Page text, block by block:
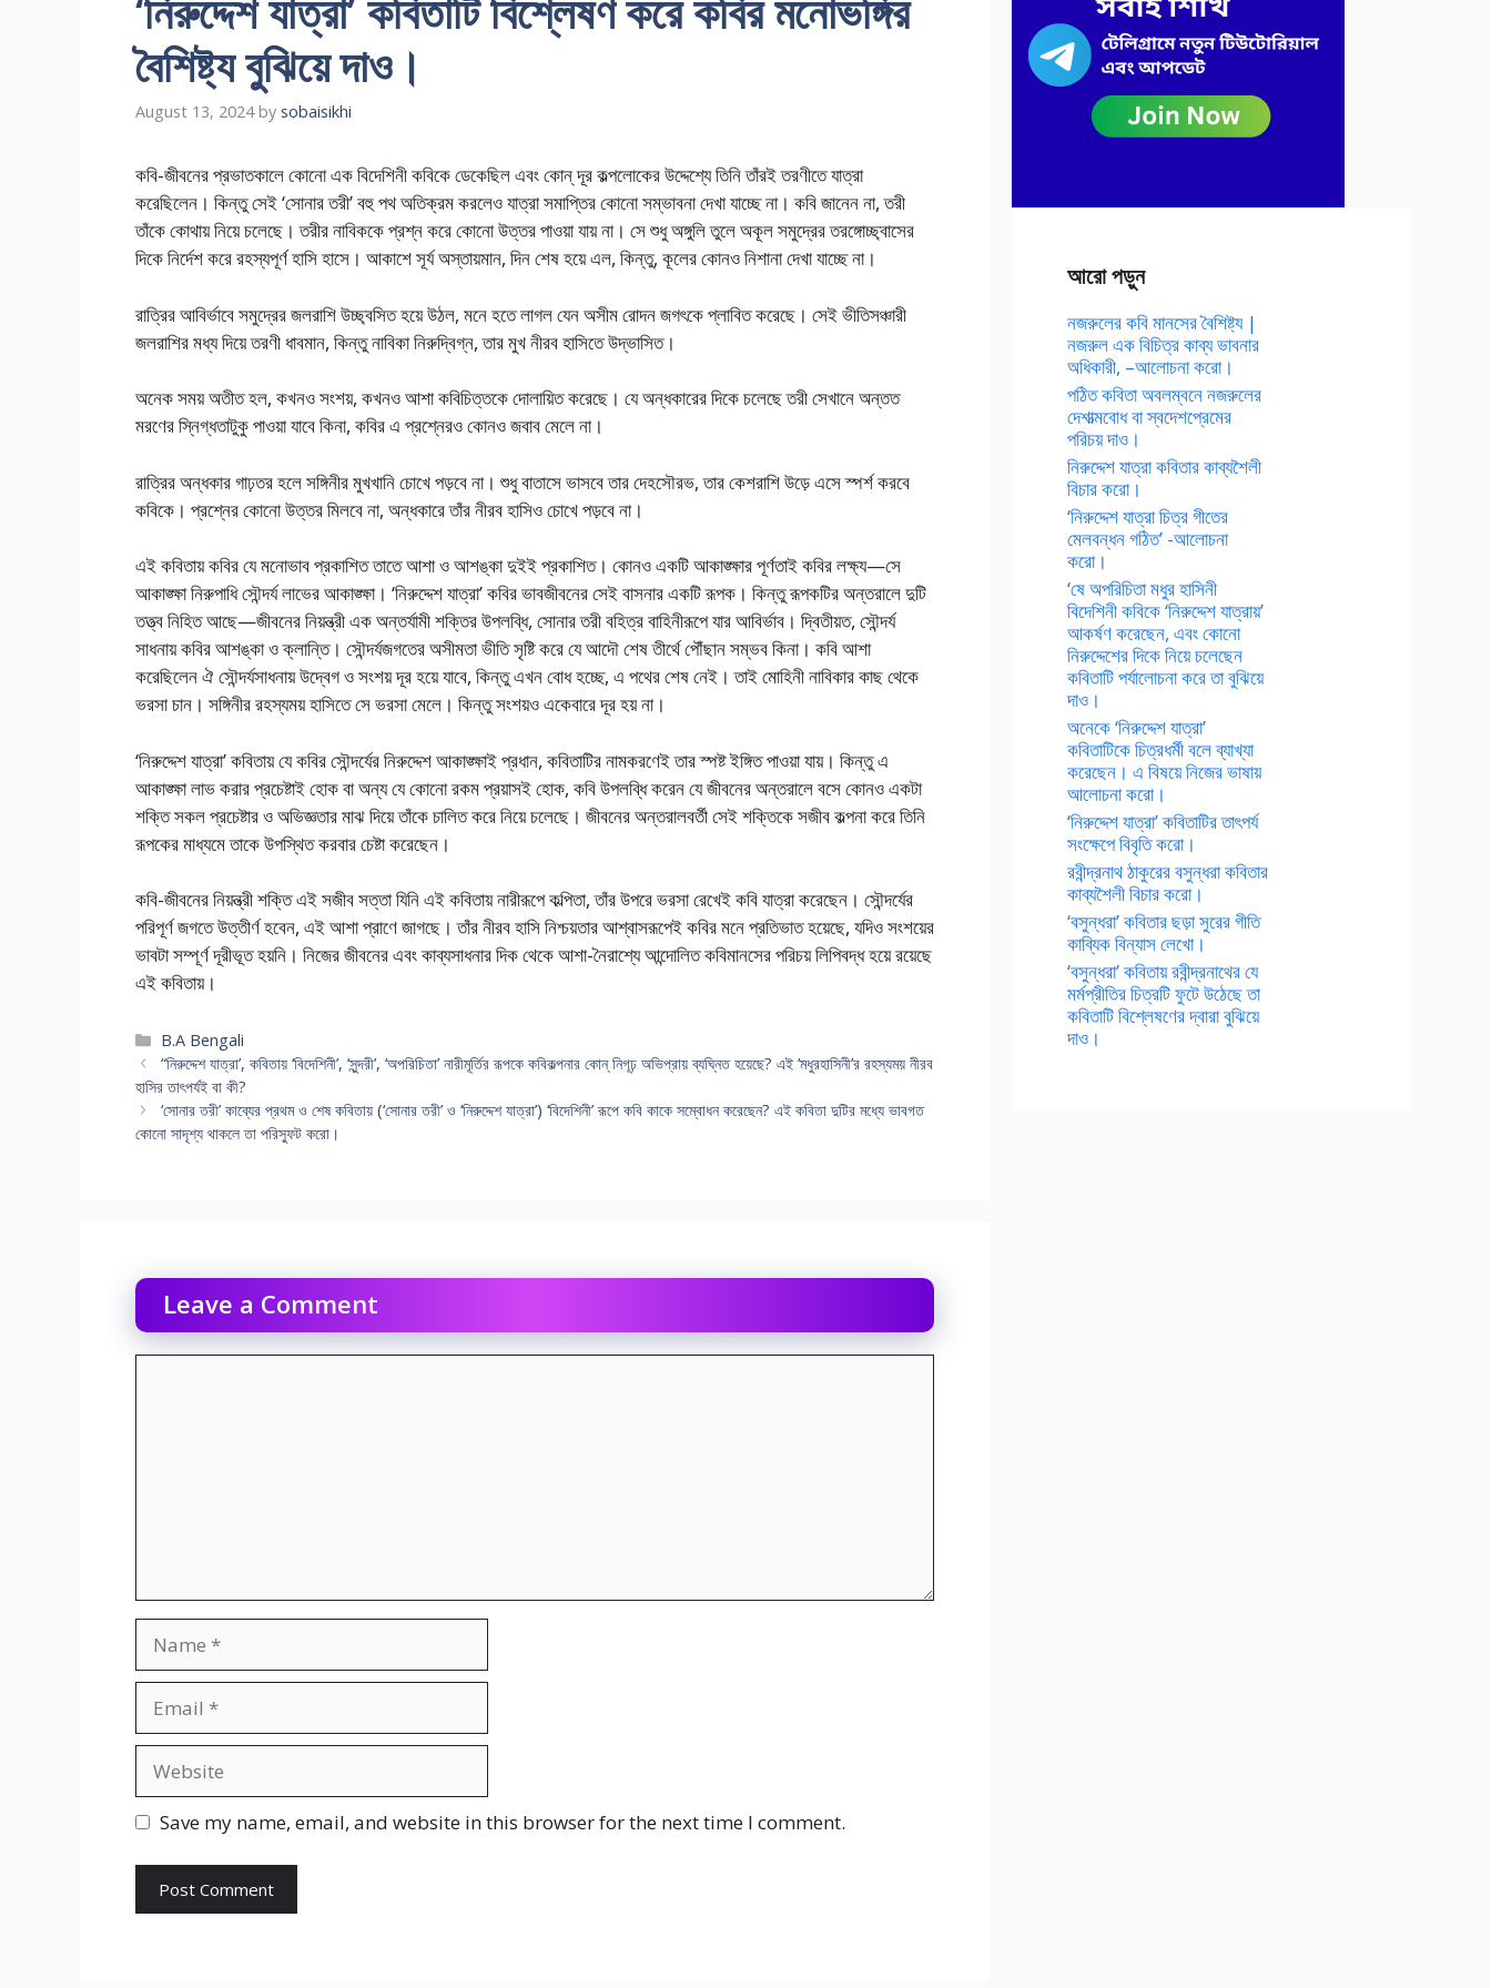
বৈশিষ্ট্য বুঝিয়ে দাও।
August 13, 2024 by sobaisikhi
কবি-জীবনের প্রভাতকালে কোনো এক বিদেশিনী কবিকে ডেকেছিল এবং কোন্ দূর কল্পলোকের উদ্দেশ্যে তিনি তাঁরই তরণীতে যাত্রা
করেছিলেন। কিন্তু সেই ‘সোনার তরী’ বহু পথ অতিক্রম করলেও যাত্রা সমাপ্তির কোনো সম্ভাবনা দেখা যাচ্ছে না। কবি জানেন না, তরী
তাঁকে কোথায় নিয়ে চলেছে। তরীর নাবিককে প্রশ্ন করে কোনো উত্তর পাওয়া যায় না। সে শুধু অঙ্গুলি তুলে অকূল সমুদ্রের তরঙ্গোচ্ছ্বাসের
দিকে নির্দেশ করে রহস্যপূর্ণ হাসি হাসে। আকাশে সূর্য অস্তায়মান, দিন শেষ হয়ে এল, কিন্তু, কূলের কোনও নিশানা দেখা যাচ্ছে না।
রাত্রির আবির্ভাবে সমুদ্রের জলরাশি উচ্ছ্বসিত হয়ে উঠল, মনে হতে লাগল যেন অসীম রোদন জগৎকে প্লাবিত করেছে। সেই ভীতিসঞ্চারী
জলরাশির মধ্য দিয়ে তরণী ধাবমান, কিন্তু নাবিকা নিরুদ্বিগ্ন, তার মুখ নীরব হাসিতে উদ্ভাসিত।
অনেক সময় অতীত হল, কখনও সংশয়, কখনও আশা কবিচিত্তকে দোলায়িত করেছে। যে অন্ধকারের দিকে চলেছে তরী সেখানে অন্তত
মরণের স্নিগ্ধতাটুকু পাওয়া যাবে কিনা, কবির এ প্রশ্নেরও কোনও জবাব মেলে না।
রাত্রির অন্ধকার গাঢ়তর হলে সঙ্গিনীর মুখখানি চোখে পড়বে না। শুধু বাতাসে ভাসবে তার দেহসৌরভ, তার কেশরাশি উড়ে এসে স্পর্শ করবে
কবিকে। প্রশ্নের কোনো উত্তর মিলবে না, অন্ধকারে তাঁর নীরব হাসিও চোখে পড়বে না।
এই কবিতায় কবির যে মনোভাব প্রকাশিত তাতে আশা ও আশঙ্কা দুইই প্রকাশিত। কোনও একটি আকাঙ্ক্ষার পূর্ণতাই কবির লক্ষ্য—সে
আকাঙ্ক্ষা নিরুপাধি সৌন্দর্য লাভের আকাঙ্ক্ষা। ‘নিরুদ্দেশ যাত্রা’ কবির ভাবজীবনের সেই বাসনার একটি রূপক। কিন্তু রূপকটির অন্তরালে দুটি
তত্ত্ব নিহিত আছে—জীবনের নিয়ন্ত্রী এক অন্তর্যামী শক্তির উপলব্ধি, সোনার তরী বহিত্র বাহিনীরূপে যার আবির্ভাব। দ্বিতীয়ত, সৌন্দর্য
সাধনায় কবির আশঙ্কা ও ক্লান্তি। সৌন্দর্যজগতের অসীমতা ভীতি সৃষ্টি করে যে আদৌ শেষ তীর্থে পৌঁছান সম্ভব কিনা। কবি আশা
করেছিলেন ঐ সৌন্দর্যসাধনায় উদ্বেগ ও সংশয় দূর হয়ে যাবে, কিন্তু এখন বোধ হচ্ছে, এ পথের শেষ নেই। তাই মোহিনী নাবিকার কাছ থেকে
ভরসা চান। সঙ্গিনীর রহস্যময় হাসিতে সে ভরসা মেলে। কিন্তু সংশয়ও একেবারে দূর হয় না।
‘নিরুদ্দেশ যাত্রা’ কবিতায় যে কবির সৌন্দর্যের নিরুদ্দেশ আকাঙ্ক্ষাই প্রধান, কবিতাটির নামকরণেই তার স্পষ্ট ইঙ্গিত পাওয়া যায়। কিন্তু এ
আকাঙ্ক্ষা লাভ করার প্রচেষ্টাই হোক বা অন্য যে কোনো রকম প্রয়াসই হোক, কবি উপলব্ধি করেন যে জীবনের অন্তরালে বসে কোনও একটা
শক্তি সকল প্রচেষ্টার ও অভিজ্ঞতার মাঝ দিয়ে তাঁকে চালিত করে নিয়ে চলেছে। জীবনের অন্তরালবর্তী সেই শক্তিকে সজীব কল্পনা করে তিনি
রূপকের মাধ্যমে তাকে উপস্থিত করবার চেষ্টা করেছেন।
কবি-জীবনের নিয়ন্ত্রী শক্তি এই সজীব সত্তা যিনি এই কবিতায় নারীরূপে কল্পিতা, তাঁর উপরে ভরসা রেখেই কবি যাত্রা করেছেন। সৌন্দর্যের
পরিপূর্ণ জগতে উত্তীর্ণ হবেন, এই আশা প্রাণে জাগছে। তাঁর নীরব হাসি নিশ্চয়তার আশ্বাসরূপেই কবির মনে প্রতিভাত হয়েছে, যদিও সংশয়ের
ভাবটা সম্পূর্ণ দূরীভূত হয়নি। নিজের জীবনের এবং কাব্যসাধনার দিক থেকে আশা-নৈরাশ্যে আন্দোলিত কবিমানসের পরিচয় লিপিবদ্ধ হয়ে রয়েছে
এই কবিতায়।
Categories
B.A Bengali
“নিরুদ্দেশ যাত্রা’, কবিতায় ‘বিদেশিনী’, ‘সুন্দরী’, ‘অপরিচিতা’ নারীমূর্তির রূপকে কবিকল্পনার কোন্ নিগূঢ় অভিপ্রায় ব্যঘ্নিত হয়েছে? এই ‘মধুরহাসিনী’র রহস্যময় নীরব
হাসির তাৎপর্যই বা কী?
‘সোনার তরী’ কাব্যের প্রথম ও শেষ কবিতায় (‘সোনার তরী’ ও ‘নিরুদ্দেশ যাত্রা’) ‘বিদেশিনী’ রূপে কবি কাকে সম্বোধন করেছেন? এই কবিতা দুটির মধ্যে ভাবগত
কোনো সাদৃশ্য থাকলে তা পরিস্ফুট করো।
Leave a Comment
Save my name, email, and website in this browser for the next time I comment.
আরো পড়ুন
নজরুলের কবি মানসের বৈশিষ্ট্য |
নজরুল এক বিচিত্র কাব্য ভাবনার
অধিকারী, –আলোচনা করো।
পঠিত কবিতা অবলম্বনে নজরুলের
দেশাত্মবোধ বা স্বদেশপ্রেমের
পরিচয় দাও।
নিরুদ্দেশ যাত্রা কবিতার কাব্যশৈলী
বিচার করো।
‘নিরুদ্দেশ যাত্রা চিত্র গীতের
মেলবন্ধন গঠিত’ -আলোচনা
করো।
‘ষে অপরিচিতা মধুর হাসিনী
বিদেশিনী কবিকে ‘নিরুদ্দেশ যাত্রায়’
আকর্ষণ করেছেন, এবং কোনো
নিরুদ্দেশের দিকে নিয়ে চলেছেন
কবিতাটি পর্যালোচনা করে তা বুঝিয়ে
দাও।
অনেকে ‘নিরুদ্দেশ যাত্রা’
কবিতাটিকে চিত্রধর্মী বলে ব্যাখ্যা
করেছেন। এ বিষয়ে নিজের ভাষায়
আলোচনা করো।
‘নিরুদ্দেশ যাত্রা’ কবিতাটির তাৎপর্য
সংক্ষেপে বিবৃতি করো।
রবীন্দ্রনাথ ঠাকুরের বসুন্ধরা কবিতার
কাব্যশৈলী বিচার করো।
‘বসুন্ধরা’ কবিতার ছড়া সুরের গীতি
কাব্যিক বিন্যাস লেখো।
‘বসুন্ধরা’ কবিতায় রবীন্দ্রনাথের যে
মর্মপ্রীতির চিত্রটি ফুটে উঠেছে তা
কবিতাটি বিশ্লেষণের দ্বারা বুঝিয়ে
দাও।